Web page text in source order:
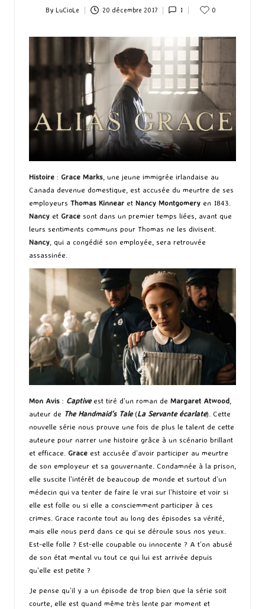
Posted
By LuCioLe 20 décembre 2017 1 0
Histoire : Grace Marks, une jeune immigrée irlandaise au
Canada devenue domestique, est accusée du meurtre de ses
employeurs Thomas Kinnear et Nancy Montgomery en 1843.
Nancy et Grace sont dans un premier temps liées, avant que
leurs sentiments communs pour Thomas ne les divisent.
Nancy, qui a congédié son employée, sera retrouvée
assassinée.
Mon Avis : Captive est tiré d’un roman de Margaret Atwood,
auteur de The Handmaid’s Tale(La Servante écarlate). Cette
nouvelle série nous prouve une fois de plus le talent de cette
auteure pour narrer une histoire grâce à un scénario brillant
et efficace. Grace est accusée d’avoir participer au meurtre
de son employeur et sa gouvernante. Condamnée à la prison,
elle suscite l’intérêt de beaucoup de monde et surtout d’un
médecin qui va tenter de faire le vrai sur l’histoire et voir si
elle est folle ou si elle a consciemment participer à ces
crimes. Grace raconte tout au long des épisodes sa vérité,
mais elle nous perd dans ce qui se déroule sous nos yeux.
Est-elle folle ? Est-elle coupable ou innocente ? A t’on abusé
de son état mental vu tout ce qui lui est arrivée depuis
qu’elle est petite ?
Je pense qu’il y a un épisode de trop bien que la série soit
courte, elle est quand même très lente par moment et